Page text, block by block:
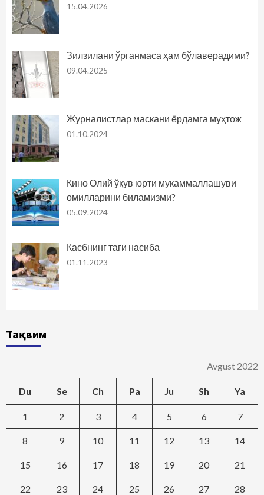
15.04.2026
Зилзилани ўрганмаса ҳам бўлаверадими?
09.04.2025
Журналистлар маскани ёрдамга муҳтож
01.10.2024
Кино Олий ўқув юрти мукаммаллашуви
омилларини биламизми?
05.09.2024
Касбнинг таги насиба
01.11.2023
Тақвим
Avgust 2022
Du Se Ch Pa Ju Sh Ya
1 2 3 4 5 6 7
8 9 10 11 12 13 14
15 16 17 18 19 20 21
22 23 24 25 26 27 28